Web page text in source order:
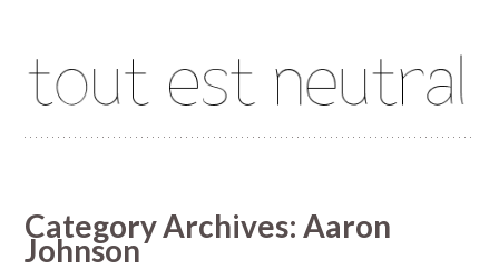
Category Archives:Aaron
Johnson